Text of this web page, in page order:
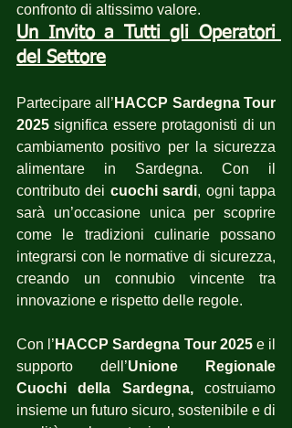
confronto di altissimo valore.
Un Invito a Tutti gli Operatori
del Settore
Partecipare all’ HACCP Sardegna Tour
2025 significa essere protagonisti di un
cambiamento positivo per la sicurezza
alimentare in Sardegna. Con il
contributo dei cuochi sardi, ogni tappa
sarà un’occasione unica per scoprire
come le tradizioni culinarie possano
integrarsi con le normative di sicurezza,
creando un connubio vincente tra
innovazione e rispetto delle regole.
Con l’ HACCP Sardegna Tour 2025 e il
supporto dell’Unione Regionale
Cuochi della Sardegna, costruiamo
insieme un futuro sicuro, sostenibile e di